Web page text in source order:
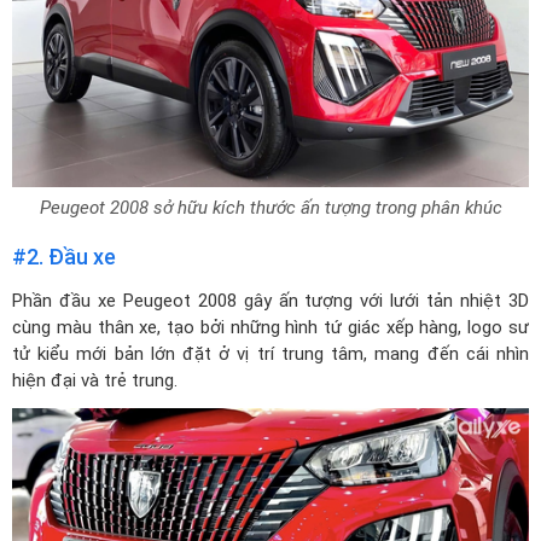
Peugeot 2008 sở hữu kích thước ấn tượng trong phân khúc
#2. Đầu xe
Phần đầu xe Peugeot 2008 gây ấn tượng với lưới tản nhiệt 3D
cùng màu thân xe, tạo bởi những hình tứ giác xếp hàng, logo sư
tử kiểu mới bản lớn đặt ở vị trí trung tâm, mang đến cái nhìn
hiện đại và trẻ trung.